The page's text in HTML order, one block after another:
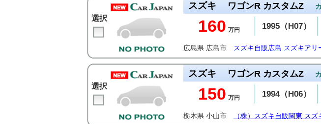
選択
スズキ ワゴンR カスタムZ
160 万円 1995（H07）
広島県 広島市 スズキ自販広島 スズキアリ
選択
スズキ ワゴンR カスタムZ
150 万円 1994（H06）
栃木県 小山市 （株）スズキ自販関東 ス